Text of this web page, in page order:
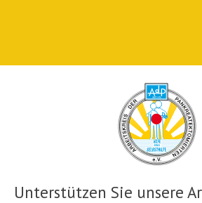
Unterstützen Sie unsere